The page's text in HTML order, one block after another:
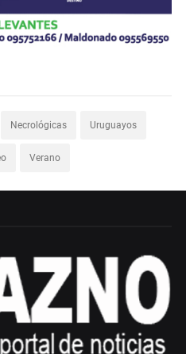
Necrológicas Uruguayos
Verano